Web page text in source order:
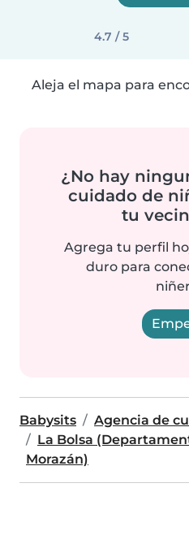
4.7 / 5
Aleja el mapa para
¿No hay
cuidado de
tu
Agrega tu perfil
duro para
Babysits
Agencia de
La Bolsa
Morazán)